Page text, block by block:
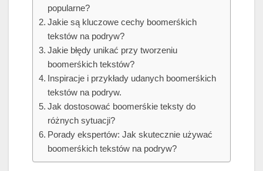
popularne?
Jakie są kluczowe cechy boomerśkich
tekstów na podryw?
Jakie błędy unikać przy tworzeniu
boomerśkich tekstów?
Inspiracje i przykłady udanych boomerśkich
tekstów na podryw.
Jak dostosować boomerśkie teksty do
różnych sytuacji?
Porady ekspertów: Jak skutecznie używać
boomerśkich tekstów na podryw?